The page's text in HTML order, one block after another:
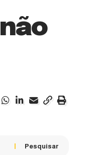
Pesquisar